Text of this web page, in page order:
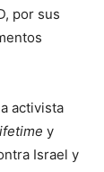
por sus
activista
y
Israel y